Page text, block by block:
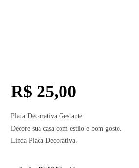
R$ 25,00
Placa Decorativa Gestante
Decore sua casa com estilo e bom gosto.
Linda Placa Decorativa.